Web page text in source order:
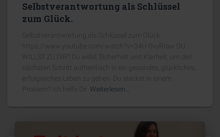
Selbstverantwortung als Schlüssel
zum Glück.
Selbstverantwortung als Schlüssel zum Glück.
https://www.youtube.com/watch?v=34U-0vyRIaw DU
WILLST ZU DIR? Du willst Sicherheit und Klarheit, um den
nächsten Schritt authentisch in ein gesundes, glückliches,
erfolgreiches Leben zu gehen. Du steckst in einem
Problem? Ich helfe Dir
Weiterlesen…